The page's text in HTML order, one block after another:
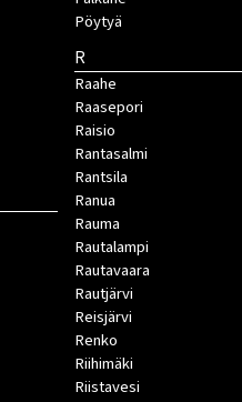
Pöytyä
R
Raahe
Raasepori
Raisio
Rantasalmi
Rantsila
Ranua
Rauma
Rautalampi
Rautavaara
Rautjärvi
Reisjärvi
Renko
Riihimäki
Riistavesi